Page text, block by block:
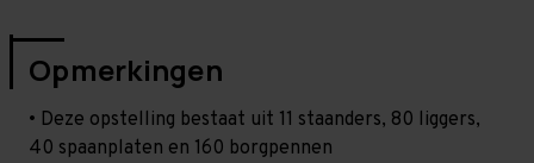
Opmerkingen
• Deze opstelling bestaat uit 11 staanders, 80 liggers,
40 spaanplaten en 160 borgpennen